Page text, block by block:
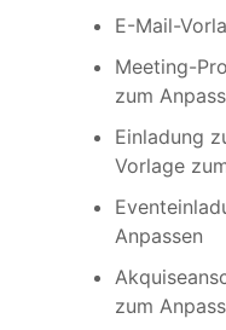
E-Mail-
Meeting-
zum
Einladung
Vorlage
Anpassen
zum